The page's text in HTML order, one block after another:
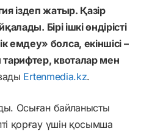
іздеп жатыр. Қазір
Бірі ішкі өндірісті
болса, екіншісі –
квоталар мен
Ertenmedia.kz.
Осыған байланысты
қорғау үшін қосымша